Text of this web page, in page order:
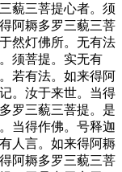
藐三菩提心者。须
阿耨多罗三藐三菩
然灯佛所。无有法
须菩提。实无有
若有法。如来得阿
。汝于来世。当得
罗三藐三菩提。是
当得作佛。号释迦
人言。如来得阿耨
阿耨多罗三藐三菩